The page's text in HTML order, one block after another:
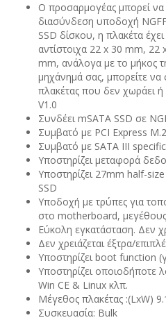
Ο προσαρμογέας μπορεί να
διασύνδεση υποδοχή
SSD δίσκου, η πλακέτα
αντίστοιχα 22 x 30 mm,
mm, ανάλογα με το μήκος
μηχάνημά σας, μπορείτε να
πλακέτας που δεν χωράει ή
V1.0
Συνδέει mSATA SSD σε
Συμβατό με PCI Express
Συμβατό με SATA III
Υποστηρίζει μεταφορά
Υποστηρίζει 27mm half-
SSD
Υποδοχή με τρύπες για
στο motherboard,
Εύκολη εγκατάσταση. Δεν
Δεν χρειάζεται έξτρα/
Υποστηρίζει boot function
Υποστηρίζει οποιοδήποτε
Win CE & Linux κλπ.
Μέγεθος πλακέτας :(LxW)
Συσκευασία: Bulk